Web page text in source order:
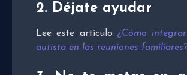
2. Déjate ayudar
Lee este artículo ¿Cómo
autista en las reuniones familiares?